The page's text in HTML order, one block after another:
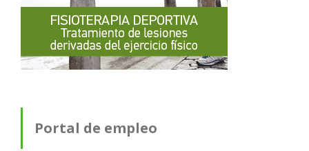
Portal de empleo